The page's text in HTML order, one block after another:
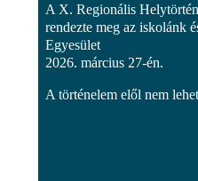
A X. Regionális
rendezte meg az iskolánk
Egyesület
2026. március 27-én.
A történelem elől nem